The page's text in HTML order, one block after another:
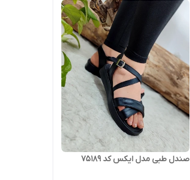
صندل طبی مدل ایکس کد 75189